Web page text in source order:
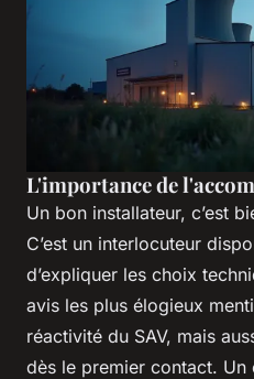
L'importance de
Un bon installateur, c’est
C’est un interlocuteur
d’expliquer les choix
avis les plus élogieux
réactivité du SAV, mais
dès le premier contact. Un